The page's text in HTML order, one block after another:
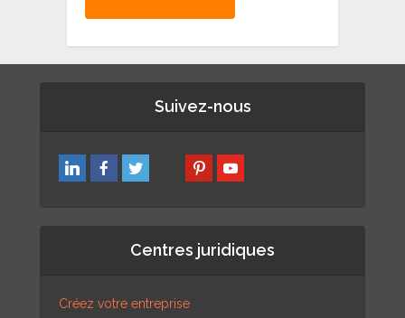
Suivez-nous
Centres juridiques
Créez votre entreprise